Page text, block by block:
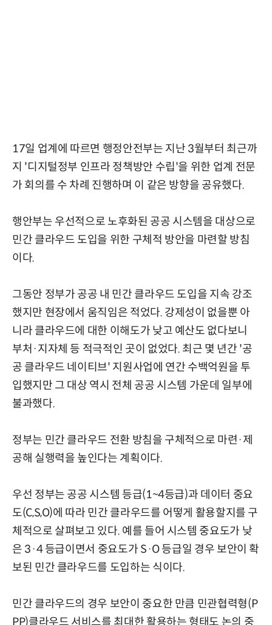
17일 업계에 따르면 행정안전부는 지난 3월부터 최근까
지 '디지털정부 인프라 정책방안 수립'을 위한 업계 전문
가 회의를 수 차례 진행하며 이 같은 방향을 공유했다.
행안부는 우선적으로 노후화된 공공 시스템을 대상으로
민간 클라우드 도입을 위한 구체적 방안을 마련할 방침
이다.
그동안 정부가 공공 내 민간 클라우드 도입을 지속 강조
했지만 현장에서 움직임은 적었다. 강제성이 없을뿐 아
니라 클라우드에 대한 이해도가 낮고 예산도 없다보니
부처·지자체 등 적극적인 곳이 없었다. 최근 몇 년간 '공
공 클라우드 네이티브' 지원사업에 연간 수백억원을 투
입했지만 그 대상 역시 전체 공공 시스템 가운데 일부에
불과했다.
정부는 민간 클라우드 전환 방침을 구체적으로 마련·제
공해 실행력을 높인다는 계획이다.
우선 정부는 공공 시스템 등급(1~4등급)과 데이터 중요
도(C,S,O)에 따라 민간 클라우드를 어떻게 활용할지를 구
체적으로 살펴보고 있다. 예를 들어 시스템 중요도가 낮
은 3·4 등급이면서 중요도가 S·O 등급일 경우 보안이 확
보된 민간 클라우드를 도입하는 식이다.
민간 클라우드의 경우 보안이 중요한 만큼 민관협력형(P
PP)클라우드 서비스를 최대한 활용하는 형태도 논의 중